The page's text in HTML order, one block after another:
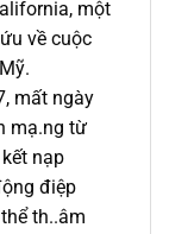
một
về cuộc
mất ngày
mạ.ng từ
nạp
điệp
th..âm